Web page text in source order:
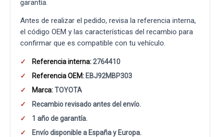
garantía.
Antes de realizar el pedido, revisa la referencia interna,
el código OEM y las características del recambio para
confirmar que es compatible con tu vehículo.
Referencia interna:2764410
Referencia OEM: EBJ92MBP303
Marca:TOYOTA
Recambio revisado antes del envío.
1 año de garantía.
Envío disponible a España y Europa.